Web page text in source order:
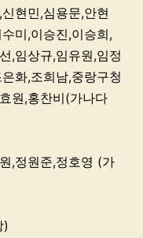
현민,심용문,안현
미,이승진,이승희,
,임상규,임유원,임정
화,조희남,중랑구청
원,홍찬비(가나다
,정원준,정호영 (가
)